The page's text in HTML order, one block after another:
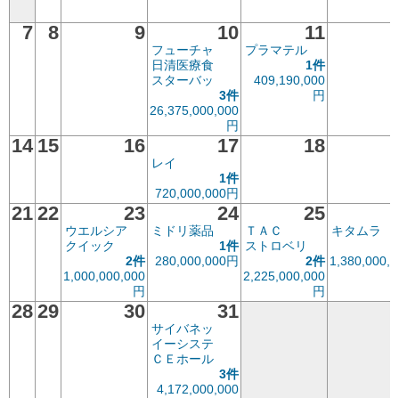
7
8 9 10
フューチャ
日清医療食
スターバッ
3件
26,375,000,000
円
11
プラマテル
1件
409,190,000
円
14 15 16 17
レイ
1件
720,000,000円
18
21 22 23
ウエルシア
クイック
2件
1,000,000,000
円
24
ミドリ薬品
1件
280,000,000円
25
ＴＡＣ
ストロベリ
2件
2,225,000,000
円
キタムラ
28 29 30 31
サイバネッ
イーシステ
ＣＥホール
3件
4,172,000,000